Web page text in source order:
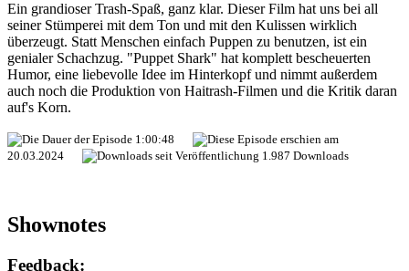
Ein grandioser Trash-Spaß, ganz klar. Dieser Film hat uns bei all
seiner Stümperei mit dem Ton und mit den Kulissen wirklich
überzeugt. Statt Menschen einfach Puppen zu benutzen, ist ein
genialer Schachzug. "Puppet Shark" hat komplett bescheuerten
Humor, eine liebevolle Idee im Hinterkopf und nimmt außerdem
auch noch die Produktion von Haitrash-Filmen und die Kritik daran
auf's Korn.
1:00:48
20.03.2024
1.987 Downloads
Shownotes
Feedback: